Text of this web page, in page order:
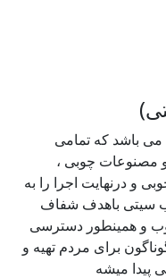
باشد که تمامی
چوبی ،
درنهایت اجرا را به
سیتی باهدف شفاف
همینطور دسترسی
برای مردم تهیه و
میشه